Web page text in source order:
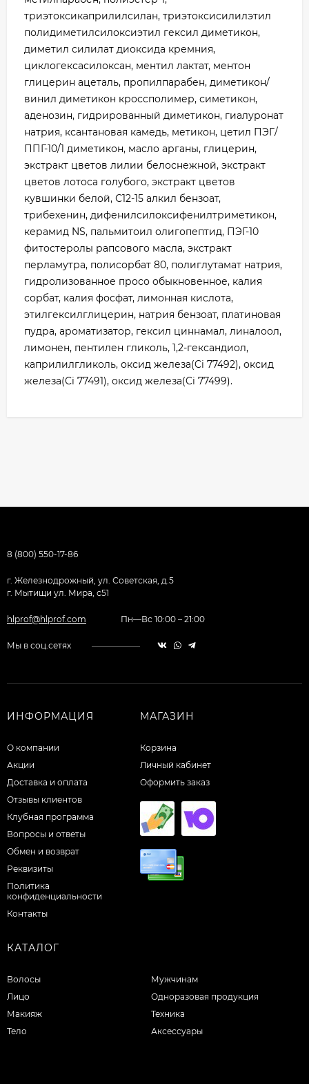
триэтоксикаприлилсилан, триэтоксисилилэтил
полидиметилсилоксиэтил гексил диметикон,
диметил силилат диоксида кремния,
циклогексасилоксан, ментил лактат, ментон
глицерин ацеталь, пропилпарабен, диметикон/
винил диметикон кроссполимер, симетикон,
аденозин, гидрированный диметикон, гиалуронат
натрия, ксантановая камедь, метикон, цетил ПЭГ/
ППГ-10/1 диметикон, масло арганы, глицерин,
экстракт цветов лилии белоснежной, экстракт
цветов лотоса голубого, экстракт цветов
кувшинки белой, С12-15 алкил бензоат,
трибехенин, дифенилсилоксифенилтриметикон,
керамид NS, пальмитоил олигопептид, ПЭГ-10
фитостеролы рапсового масла, экстракт
перламутра, полисорбат 80, полиглутамат натрия,
гидролизованное просо обыкновенное, калия
сорбат, калия фосфат, лимонная кислота,
этилгексилглицерин, натрия бензоат, платиновая
пудра, ароматизатор, гексил циннамал, линалоол,
лимонен, пентилен гликоль, 1,2-гександиол,
каприлилгликоль, оксид железа(Ci 77492), оксид
железа(Ci 77491), оксид железа(Ci 77499).
8 (800) 550-17-86
г. Железнодрожный, ул. Советская, д.5
г. Мытищи ул. Мира, с51
hlprof@hlprof.com Пн—Вс 10:00 – 21:00
Мы в соц.сетях
ИНФОРМАЦИЯ
О компании
Акции
Доставка и оплата
Отзывы клиентов
Клубная программа
Вопросы и ответы
Обмен и возврат
Реквизиты
Политика
конфиденциальности
Контакты
МАГАЗИН
Корзина
Личный кабинет
Оформить заказ
КАТАЛОГ
Волосы
Лицо
Макияж
Тело
Мужчинам
Одноразовая продукция
Техника
Аксессуары